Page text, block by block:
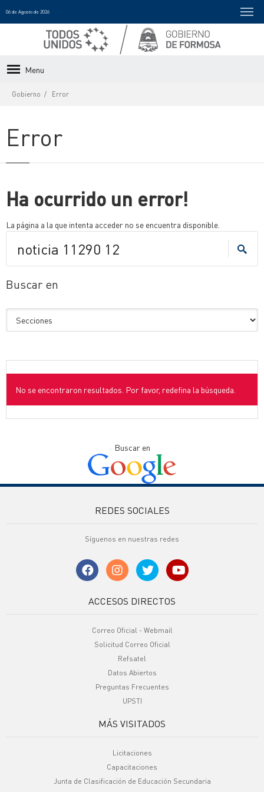
06 de Agosto de 2026
Menu
Gobierno Error
Error
Ha ocurrido un error!
La página a la que intenta acceder no se encuentra disponible.
Buscar en
No se encontraron resultados. Por favor, redefina la búsqueda.
Buscar en
REDES SOCIALES
Síguenos en nuestras redes
ACCESOS DIRECTOS
Correo Oficial - Webmail
Solicitud Correo Oficial
Refsatel
Datos Abiertos
Preguntas Frecuentes
UPSTI
MÁS VISITADOS
Licitaciones
Capacitaciones
Junta de Clasificación de Educación Secundaria